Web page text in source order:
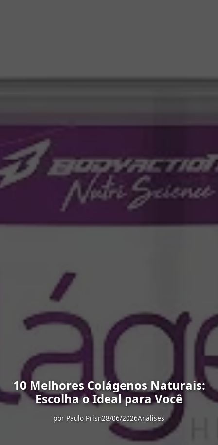
10 Melhores Colágenos Naturais:
Escolha o Ideal para Você
por Paulo Prisn28/06/2026Análises